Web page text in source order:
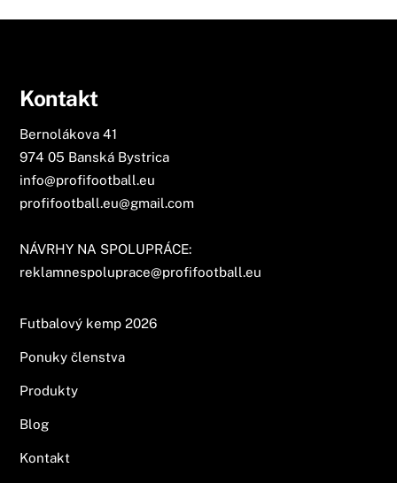
Kontakt
Bernolákova 41
974 05 Banská Bystrica
info@profifootball.eu
profifootball.eu@gmail.com
NÁVRHY NA SPOLUPRÁCE:
reklamnespoluprace@profifootball.eu
Futbalový kemp 2026
Ponuky členstva
Produkty
Blog
Kontakt